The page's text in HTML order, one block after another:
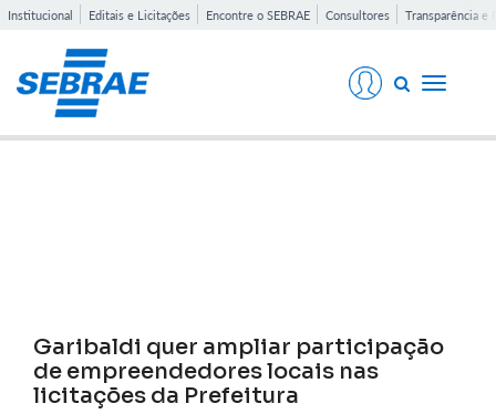
Institucional Editais e Licitações Encontre o SEBRAE Consultores Transparência e
Toggle
Garibaldi quer ampliar participação
de empreendedores locais nas
licitações da Prefeitura